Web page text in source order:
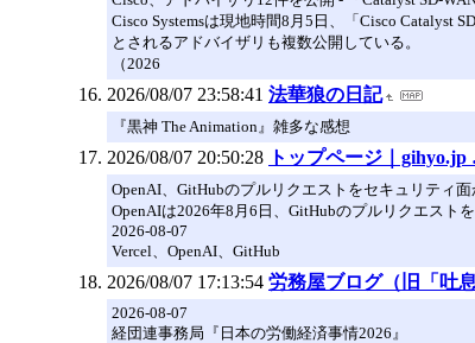
Cisco Systemsは現地時間8月5日、「Cisco Catalyst
とされるアドバイザリも複数公開している。
（2026
2026/08/07 23:58:41 法華狼の日記
『黒神 The Animation』雑多な感想
2026/08/07 20:50:28 トップページ｜
OpenAI⁠⁠、GitHubのプルリクエストをセキュリティ
OpenAIは2026年8月6日、GitHubのプルリクエスト
2026-08-07
Vercel⁠⁠、OpenAI⁠⁠、GitHub⁠
2026/08/07 17:13:54 労務屋ブログ（旧「吐
2026-08-07
経団連事務局『日本の労働経済事情2026』